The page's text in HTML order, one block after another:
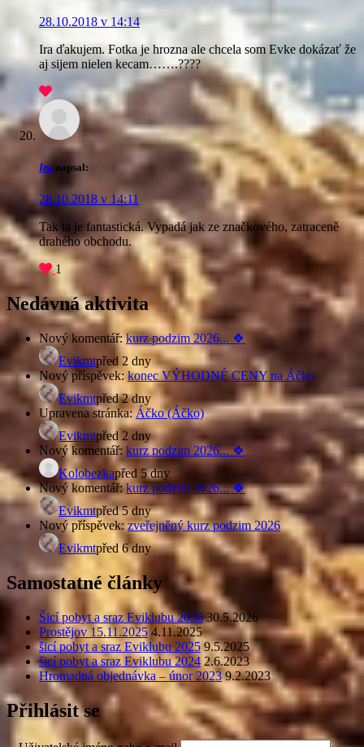
28.10.2018 v 14:14
Ira ďakujem. Fotka je hrozna ale chcela som Evke dokázať že
aj sijem nielen kecam…….????
Ira napsal:
28.10.2018 v 14:11
Tak ta je fantastická. Vypadá jak ze značkového, zatraceně
drahého obchodu.
1
Nedávná aktivita
Nový komentář:kurz podzim 2026... 🍀
Evikmtpřed 2 dny
Nový příspěvek: konec VÝHODNÉ CENY na Áčko
Evikmtpřed 2 dny
Upravena stránka:Áčko (Áčko)
Evikmtpřed 2 dny
Nový komentář: kurz podzim 2026... 🍀
Kolobezkapřed 5 dny
Nový komentář:kurz podzim 2026... 🍀
Evikmtpřed 5 dny
Nový příspěvek:zveřejněný kurz podzim 2026
Evikmtpřed 6 dny
Samostatné články
Šicí pobyt a sraz Eviklubu 2026 30.5.2026
Prostějov 15.11.2025 4.11.2025
šicí pobyt a sraz Eviklubu 2025 9.5.2025
šicí pobyt a sraz Eviklubu 2024 2.6.2023
Hromadná objednávka – únor 2023 9.2.2023
Přihlásit se